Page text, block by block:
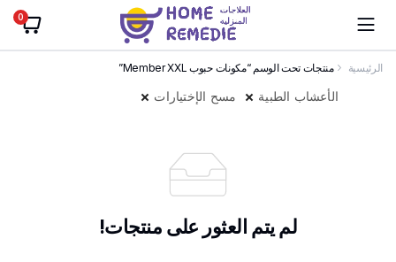
0
الرئيسية منتجات تحت الوسم “مكونات حبوب Member XXL”
مسح الإختيارات الأعشاب الطبية
لم يتم العثور على منتجات!